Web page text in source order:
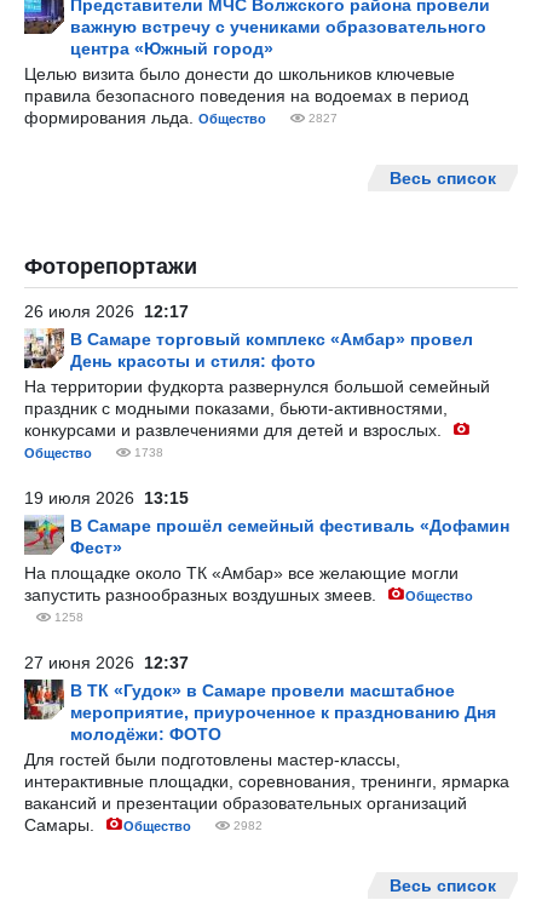
Представители МЧС Волжского района провели
важную встречу с учениками образовательного
центра «Южный город»
Целью визита было донести до школьников ключевые
правила безопасного поведения на водоемах в период
формирования льда.
Общество 2827
Весь список
Фоторепортажи
26 июля 2026 12:17
В Самаре торговый комплекс «Амбар» провел
День красоты и стиля: фото
На территории фудкорта развернулся большой семейный
праздник с модными показами, бьюти-активностями,
конкурсами и развлечениями для детей и взрослых.
Общество 1738
19 июля 2026 13:15
В Самаре прошёл семейный фестиваль «Дофамин
Фест»
На площадке около ТК «Амбар» все желающие могли
запустить разнообразных воздушных змеев.
Общество
1258
27 июня 2026 12:37
В ТК «Гудок» в Самаре провели масштабное
мероприятие, приуроченное к празднованию Дня
молодёжи: ФОТО
Для гостей были подготовлены мастер-классы,
интерактивные площадки, соревнования, тренинги, ярмарка
вакансий и презентации образовательных организаций
Самары.
Общество 2982
Весь список